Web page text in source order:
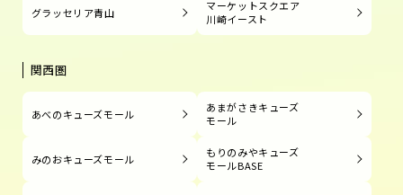
グラッセリア青山
マーケットスクエア
川崎イースト
関西圏
あべのキューズモール
あまがさきキューズ
モール
みのおキューズモール
もりのみやキューズ
モールBASE